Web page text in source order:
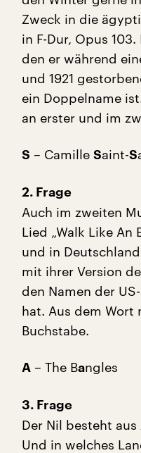
Zweck in die
in F-Dur, Opus
den er während
und 1921
ein Doppelname
an erster und im
S – Camille Saint-S
2. Frage
Auch im zweiten
Lied „Walk Like
und in
mit ihrer Version
den Namen der
hat. Aus dem
Buchstabe.
A – The Bangles
3. Frage
Der Nil besteht
Und in welches